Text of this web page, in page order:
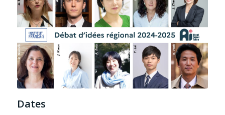
Dates